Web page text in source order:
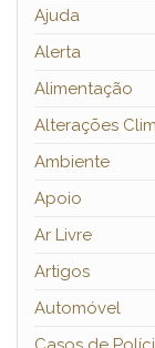
Ajuda
Alerta
Alimentação
Alterações
Ambiente
Apoio
Ar Livre
Artigos
Automóvel